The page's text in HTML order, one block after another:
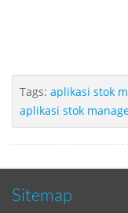
Tags: aplikasi stok
aplikasi stok
Sitemap